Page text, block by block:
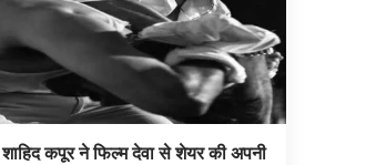
शाहिद कपूर ने फिल्म देवा से शेयर की अपनी